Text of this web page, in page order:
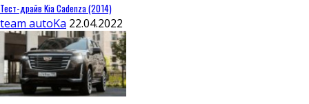
Тест-драйв Kia Cadenza (2014)
team autoKa 22.04.2022